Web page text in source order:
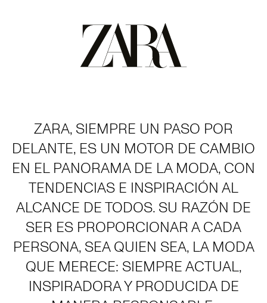
ZARA, SIEMPRE UN PASO POR
DELANTE, ES UN MOTOR DE CAMBIO
EN EL PANORAMA DE LA MODA, CON
TENDENCIAS E INSPIRACIÓN AL
ALCANCE DE TODOS. SU RAZÓN DE
SER ES PROPORCIONAR A CADA
PERSONA, SEA QUIEN SEA, LA MODA
QUE MERECE: SIEMPRE ACTUAL,
INSPIRADORA Y PRODUCIDA DE